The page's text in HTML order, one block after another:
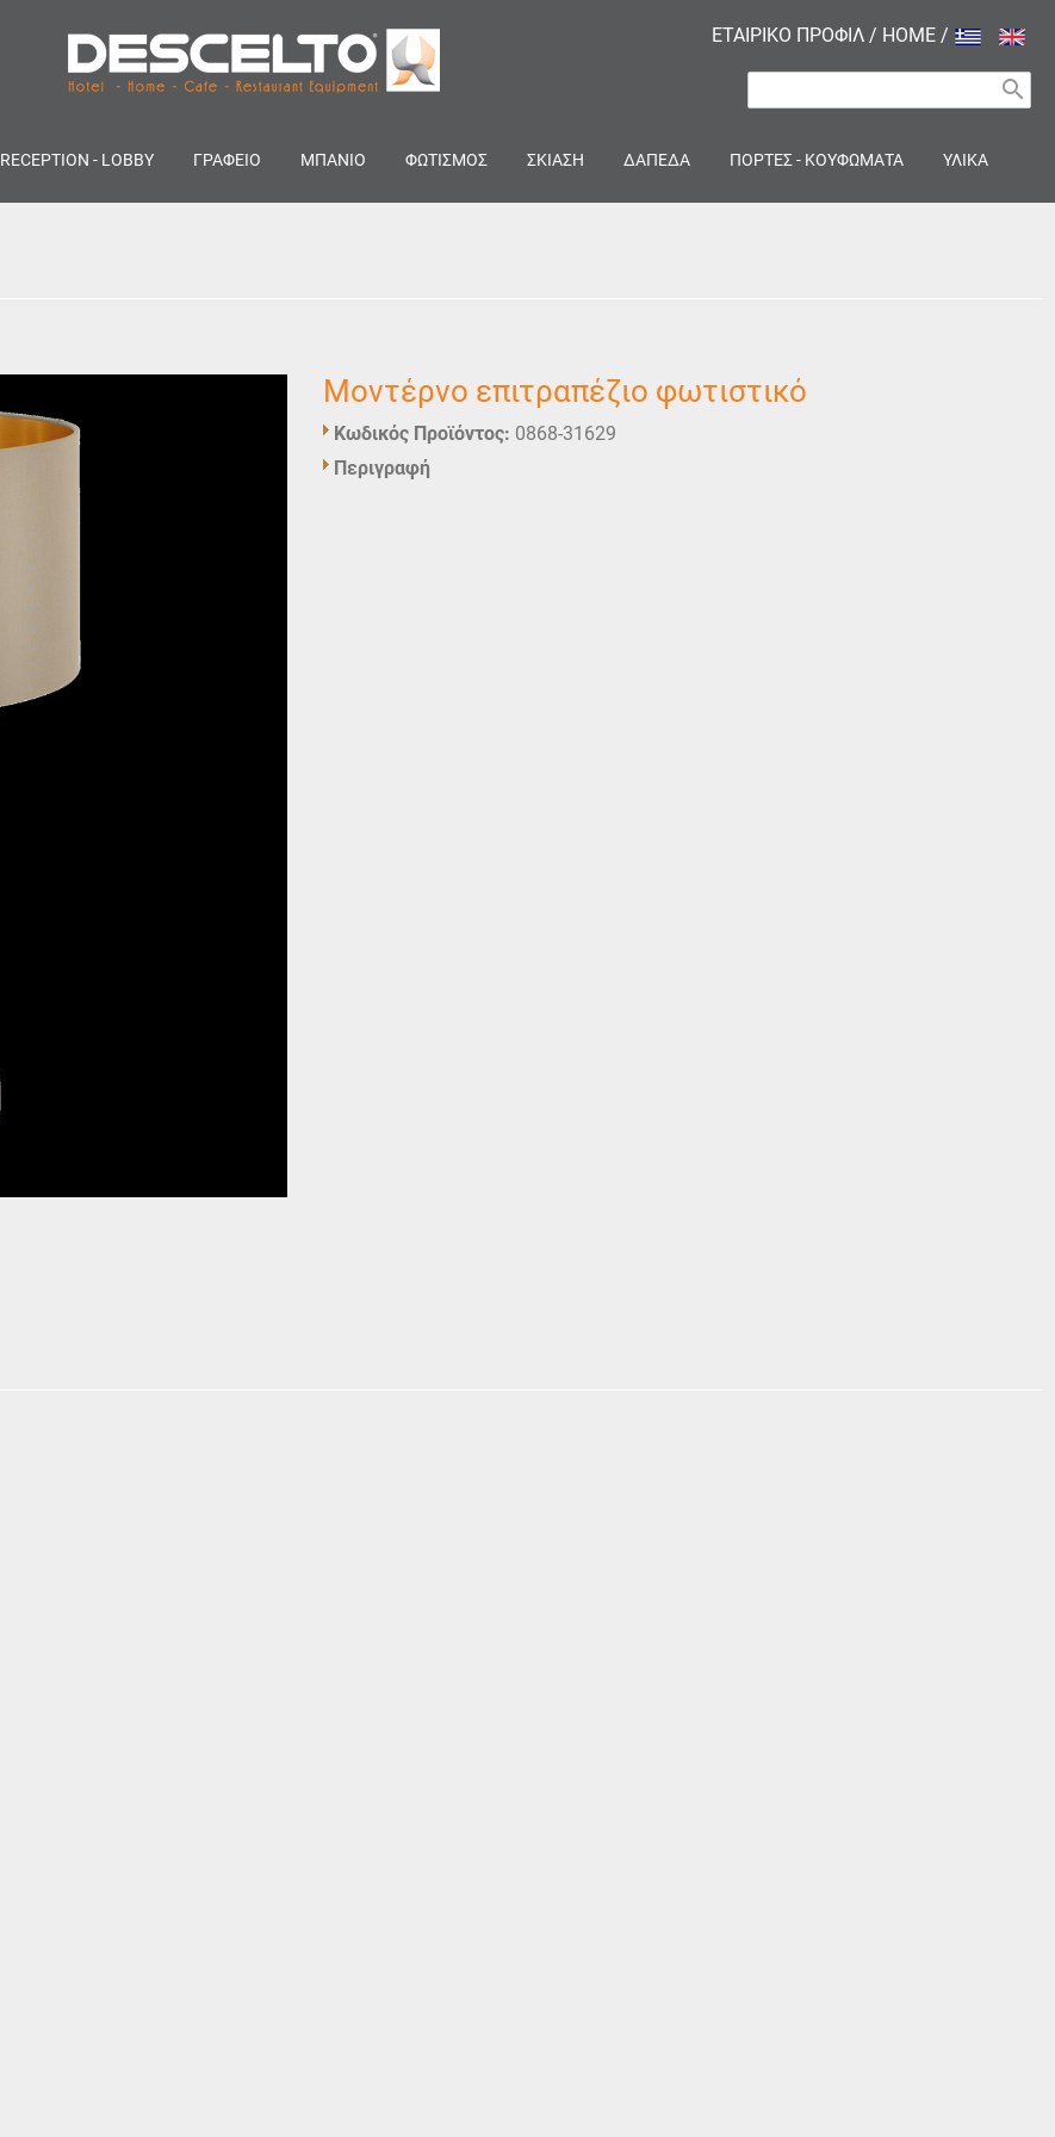
ΕΤΑΙΡΙΚΟ ΠΡΟΦΙΛ / HOME /
search
RECEPTION - LOBBY ΓΡΑΦΕΙΟ ΜΠΑΝΙΟ ΦΩΤΙΣΜΟΣ ΣΚΙΑΣΗ ΔΑΠΕΔΑ ΠΟΡΤΕΣ - ΚΟΥΦΩΜΑΤΑ ΥΛΙΚΑ
Μοντέρνο επιτραπέζιο φωτιστικό
Κωδικός Προϊόντος: 0868-31629
Περιγραφή